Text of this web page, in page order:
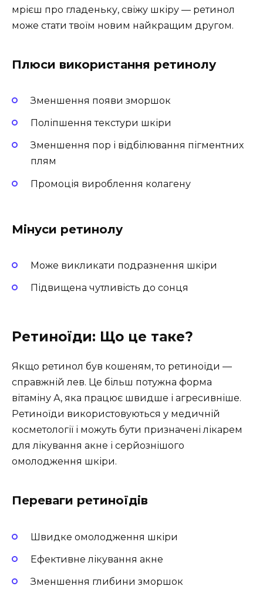
мрієш про гладеньку, свіжу шкіру — ретинол
може стати твоїм новим найкращим другом.
Плюси використання ретинолу
Зменшення появи зморшок
Поліпшення текстури шкіри
Зменшення пор і відбілювання пігментних
плям
Промоція вироблення колагену
Мінуси ретинолу
Може викликати подразнення шкіри
Підвищена чутливість до сонця
Ретиноїди: Що це таке?
Якщо ретинол був кошеням, то ретиноїди —
справжній лев. Це більш потужна форма
вітаміну А, яка працює швидше і агресивніше.
Ретиноїди використовуються у медичній
косметології і можуть бути призначені лікарем
для лікування акне і серйознішого
омолодження шкіри.
Переваги ретиноїдів
Швидке омолодження шкіри
Ефективне лікування акне
Зменшення глибини зморшок